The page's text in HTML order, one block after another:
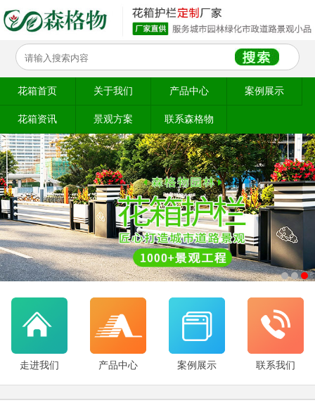
花箱首页 关于我们 产品中心 案例展示
花箱资讯 景观方案 联系森格物
走进我们 产品中心 案例展示 联系我们